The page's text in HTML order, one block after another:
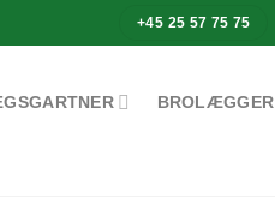
+45 25 57 75 75
BROLÆGGER